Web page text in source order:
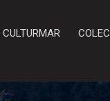
CULTURMAR